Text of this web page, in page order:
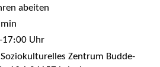
abeiten
17:00 Uhr
Zentrum Budde-